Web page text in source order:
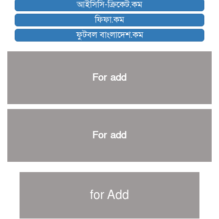
ব্রাদার্সকে হারিয়ে ফাইনালে মোহামেডান
নেইমারকে নিয়েই বিশ্বকাপে ব্রাজিলের প্রাথমিক স্কোয়াড
আর্জেন্টিনার ৫৫ সদস্যের প্রাথমিক দল ঘোষণা
পাকিস্তানের বিপক্ষে ঐতিহাসিক জয়ে ক্রীড়া প্রতিমন্ত্রীর অভিনন্দন
শান্ত-মুমিনুলদের ব্যাটে প্রথম দিন বাংলাদেশের
প্রচার বিমুখ এক ক্রীড়া অন্তপ্রাণ সংগঠক
নতুন সভাপতি পাচ্ছে ক্রিকেটের আইন প্রণয়নকারী সংস্থা এমসিসি
সাফের হ্যাটট্রিক মিশনে থাইল্যান্ডের পথে আফঈদারা
আইসিসি-ক্রিকেট.কম
ফিফা.কম
ফুটবল বাংলাদেশ.কম
For add
For add
for Add